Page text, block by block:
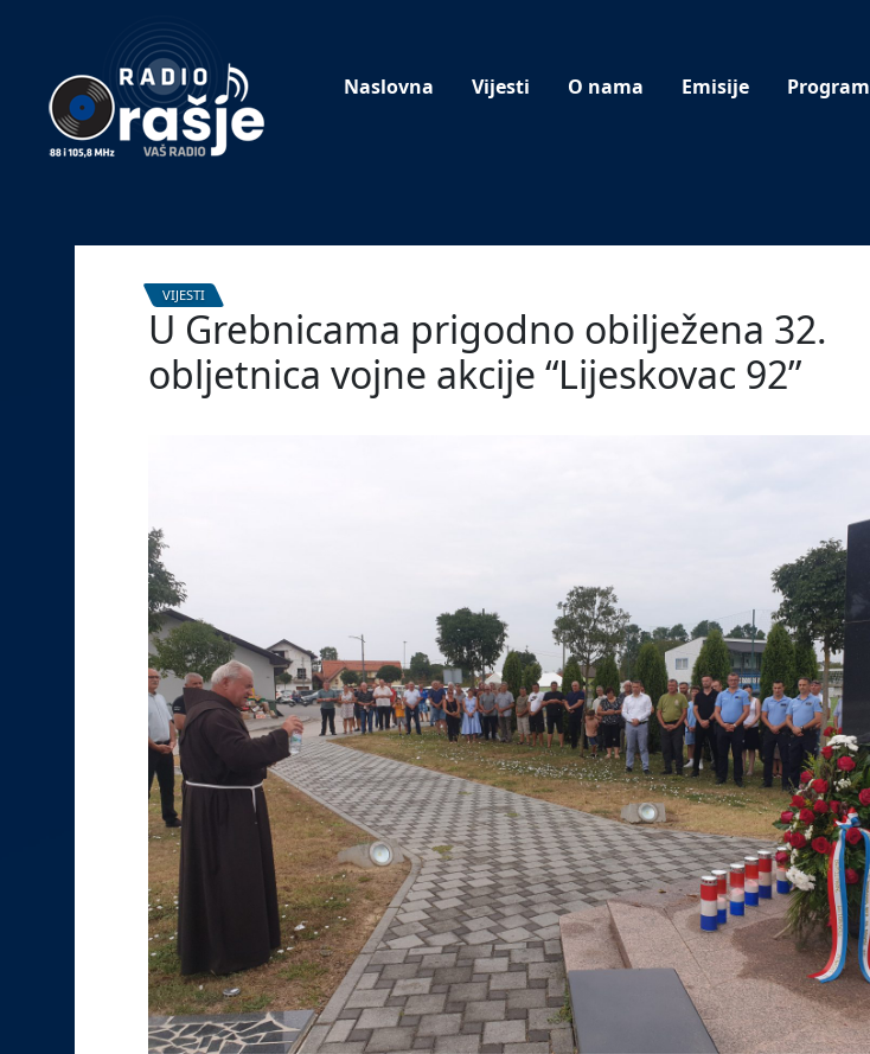
website!
Naslovna Vijesti O nama Emisije Program
VIJESTI
U Grebnicama prigodno obilježena 32.
obljetnica vojne akcije “Lijeskovac 92”